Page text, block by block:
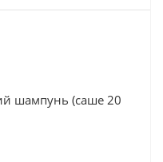
шампунь (саше 20